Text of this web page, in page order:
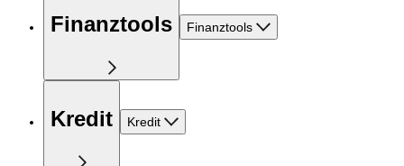
Finanztools Finanztools
Kredit Kredit